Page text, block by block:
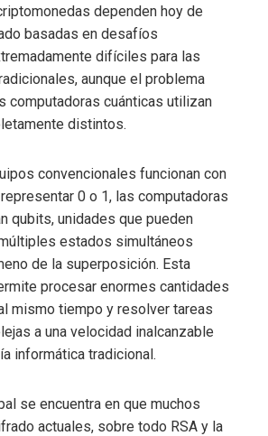
dependen hoy de
basadas en desafíos
difíciles para las
aunque el problema
computadoras cuánticas utilizan
distintos.
convencionales funcionan con
0 o 1, las computadoras
qubits, unidades que pueden
estados simultáneos
de la superposición. Esta
procesar enormes cantidades
mismo tiempo y resolver tareas
a una velocidad inalcanzable
informática tradicional.
se encuentra en que muchos
actuales, sobre todo RSA y la